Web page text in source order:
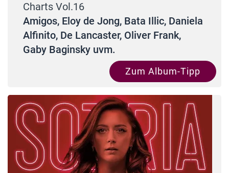
Charts Vol.16
Amigos, Eloy de Jong, Bata Illic, Daniela
Alfinito, De Lancaster, Oliver Frank,
Gaby Baginsky uvm.
Zum Album-Tipp